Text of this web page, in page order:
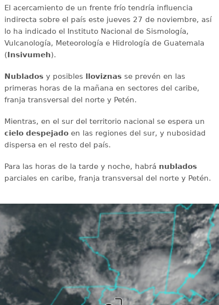
El acercamiento de un frente frío tendría influencia
indirecta sobre el país este jueves 27 de noviembre, así
lo ha indicado el Instituto Nacional de Sismología,
Vulcanología, Meteorología e Hidrología de Guatemala
(Insivumeh).
Nubladosy posibles lloviznasse prevén en las
primeras horas de la mañana en sectores del caribe,
franja transversal del norte y Petén.
Mientras, en el sur del territorio nacional se espera un
cielo despejadoen las regiones del sur, y nubosidad
dispersa en el resto del país.
Para las horas de la tarde y noche, habrá nublados
parciales en caribe, franja transversal del norte y Petén.